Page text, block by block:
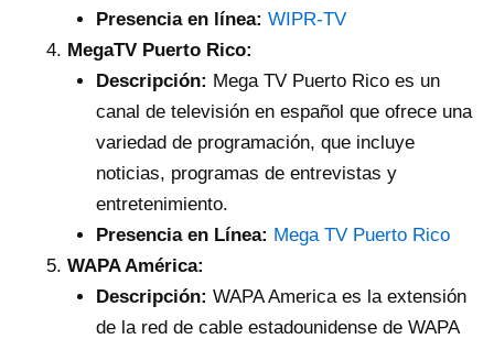
Presencia en línea: WIPR-TV
MegaTV Puerto Rico:
Descripción: Mega TV Puerto Rico es un
canal de televisión en español que ofrece una
variedad de programación, que incluye
noticias, programas de entrevistas y
entretenimiento.
Presencia en Línea: Mega TV Puerto Rico
WAPA América:
Descripción: WAPA America es la extensión
de la red de cable estadounidense de WAPA